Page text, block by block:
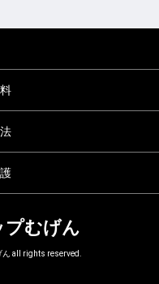
プむげん
all rights reserved.